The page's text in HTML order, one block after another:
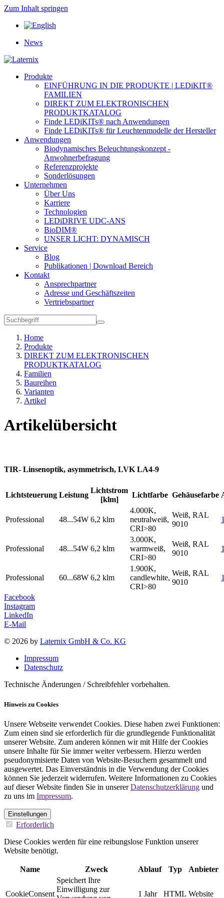
Zum Inhalt springen
News
Produkte
EINFÜHRUNG IN DIE PRODUKTE | LEDiKIT®
FAMILIEN
DIREKT ZUM ELEKTRONISCHEN
PRODUKTKATALOG
Finde LEDiKITs® nach Anwendungen
Finde LEDiKITs® für Leuchtenmodelle der Hersteller
Anwendungen
Biodynamisches Beleuchtungskonzept -
Anwohnerbefragung
Referenzprojekte
Sonderlösungen
Unternehmen
Über Uns
Karriere
Technologien
LEDiDRIVE UDC-ANS
BioDIM®
UNSER LICHT: DYNAMISCH
Service
Blog
Publikationen | Download Bereich
Kontakt
Ansprechpartner
Adresse und Geschäftszeiten
Vertriebspartner
Home
Produkte
DIREKT ZUM ELEKTRONISCHEN
PRODUKTKATALOG
Familien
Baureihen
Varianten
Artikel
Artikelübersicht
TIR- Linsenoptik, asymmetrisch, LVK LA4-9
Lichtsteuerung Leistung
Lichtstrom
[klm]
Lichtfarbe Gehäusefarbe
Professional 48...54W 6,2 klm
4.000K,
neutralweiß,
CRI>80
Weiß, RAL
9010
Professional 48...54W 6,2 klm
3.000K,
warmweiß,
CRI>80
Weiß, RAL
9010
Professional 60...68W 6,2 klm
1.900K,
candlewhite,
CRI>80
Weiß, RAL
9010
Facebook
Instagram
LinkedIn
E-Mail
© 2026 by Laternix GmbH & Co. KG
Impressum
Datenschutz
Technische Änderungen / Schreibfehler vorbehalten.
Hinweis zu Cookies
Unsere Webseite verwendet Cookies. Diese haben zwei Funktionen:
Zum einen sind sie erforderlich für die grundlegende Funktionalität
unserer Website. Zum anderen können wir mit Hilfe der Cookies
unsere Inhalte für Sie immer weiter verbessern. Hierzu werden
pseudonymisierte Daten von Website-Besuchern gesammelt und
ausgewertet. Das Einverständnis in die Verwendung der Cookies
können Sie jederzeit widerrufen. Weitere Informationen zu Cookies
auf dieser Website finden Sie in unsererDatenschutzerklärung und
zu uns im Impressum.
Einstellungen
Erforderlich
Diese Cookies werden für eine reibungslose Funktion unserer
Website benötigt.
Name Zweck Ablauf Typ Anbieter
CookieConsent
Speichert Ihre
Einwilligung zur
1 Jahr HTML Website